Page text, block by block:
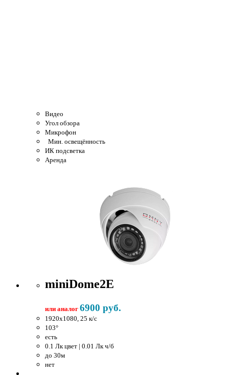
Видео
Угол обзора
Микрофон
Мин. освещённость
ИК подсветка
Аренда
miniDome2E
или аналог 6900 руб.
1920x1080, 25 к/c
103°
есть
0.1 Лк цвет | 0.01 Лк ч/б
до 30м
нет